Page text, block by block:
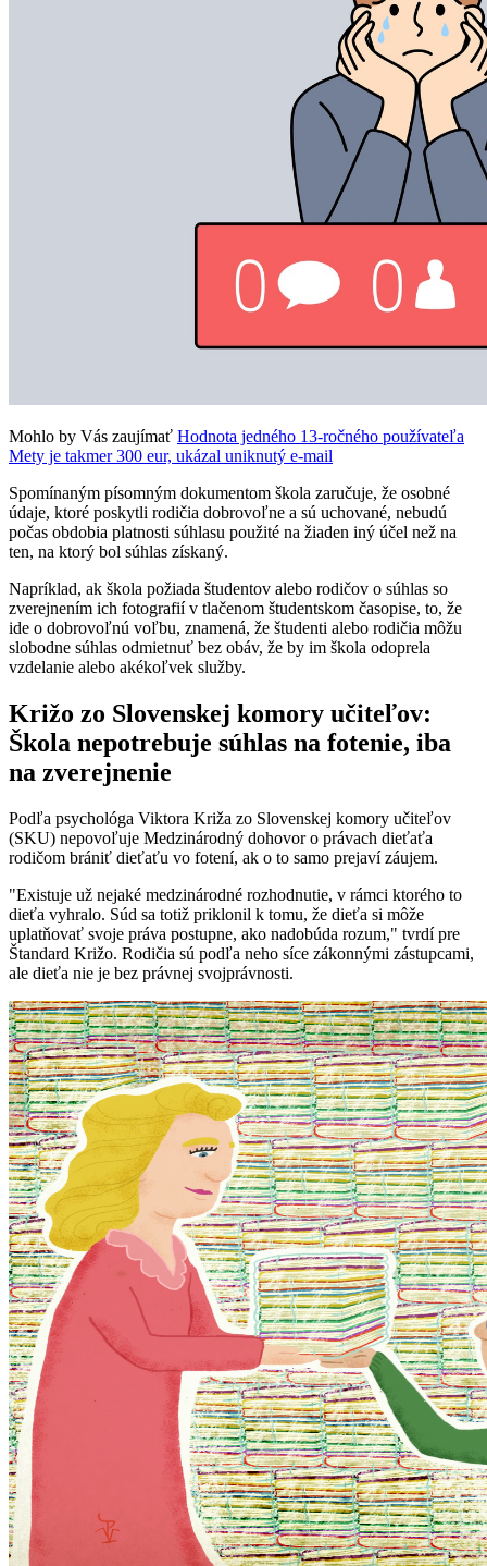
Mohlo by Vás zaujímať Hodnota jedného 13-ročného používateľa
Mety je takmer 300 eur, ukázal uniknutý e-mail
Spomínaným písomným dokumentom škola zaručuje, že osobné
údaje, ktoré poskytli rodičia dobrovoľne a sú uchované, nebudú
počas obdobia platnosti súhlasu použité na žiaden iný účel než na
ten, na ktorý bol súhlas získaný.
Napríklad, ak škola požiada študentov alebo rodičov o súhlas so
zverejnením ich fotografií v tlačenom študentskom časopise, to, že
ide o dobrovoľnú voľbu, znamená, že študenti alebo rodičia môžu
slobodne súhlas odmietnuť bez obáv, že by im škola odoprela
vzdelanie alebo akékoľvek služby.
Križo zo Slovenskej komory učiteľov:
Škola nepotrebuje súhlas na fotenie, iba
na zverejnenie
Podľa psychológa Viktora Križa zo Slovenskej komory učiteľov
(SKU) nepovoľuje Medzinárodný dohovor o právach dieťaťa
rodičom brániť dieťaťu vo fotení, ak o to samo prejaví záujem.
"Existuje už nejaké medzinárodné rozhodnutie, v rámci ktorého to
dieťa vyhralo. Súd sa totiž priklonil k tomu, že dieťa si môže
uplatňovať svoje práva postupne, ako nadobúda rozum," tvrdí pre
Štandard Križo. Rodičia sú podľa neho síce zákonnými zástupcami,
ale dieťa nie je bez právnej svojprávnosti.